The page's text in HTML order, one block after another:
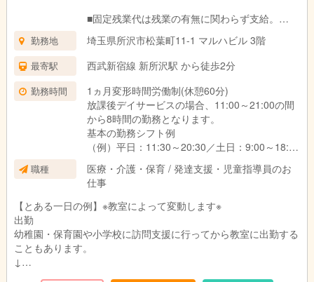
■固定残業代は残業の有無に関わらず支給。
を支給いたします。
■試用期間3ヶ月あり。
期間中の待遇に変更はありません。
勤務地 埼玉県所沢市松葉町11-1 マルハビル 3階
最寄駅 西武新宿線 新所沢駅 から徒歩2分
勤務時間
1ヵ月変形時間労働制(休憩60分)
放課後デイサービスの場合、11:00～21:00の間
から8時間の勤務となります。
基本の勤務シフト例
（例）平日：11:30～20:30／土日：9:00～18:00
ます。
職種
医療・介護・保育 / 発達支援・児童指導員のお
仕事
【とある一日の例】※教室によって変動します※
出勤
幼稚園・保育園や小学校に訪問支援に行ってから教室に出勤する
こともあります。
↓